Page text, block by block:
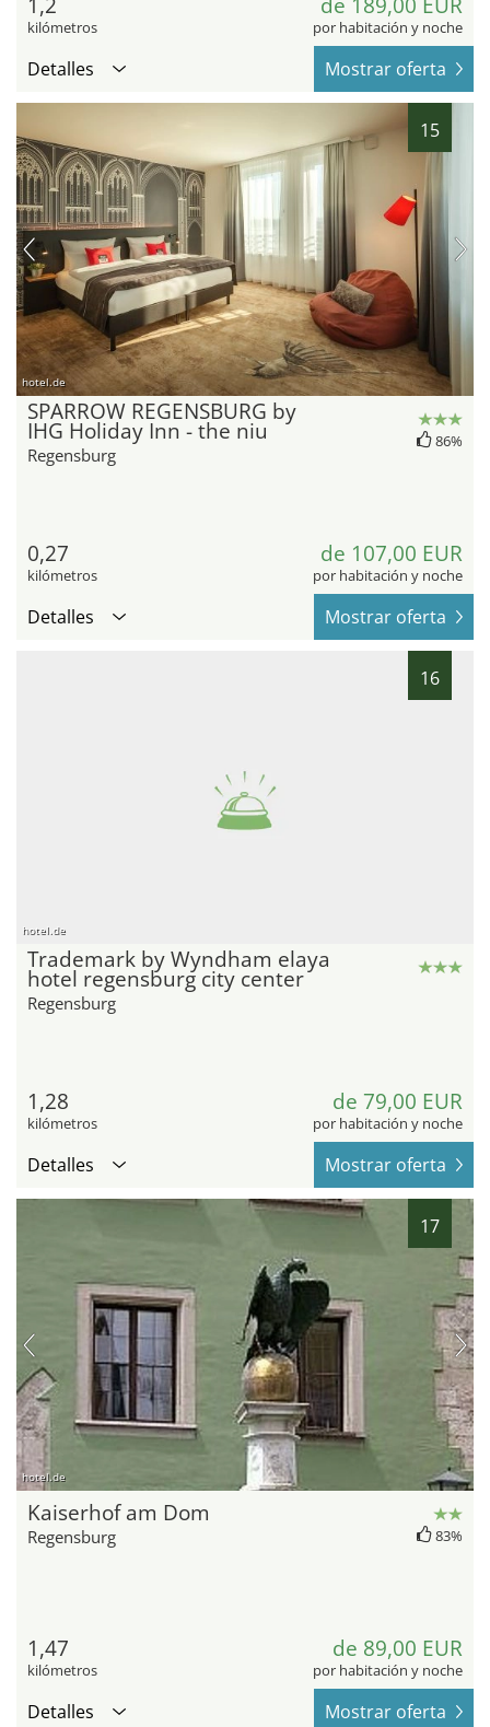
1,2
kilómetros
de 189,00 EUR
por habitación y noche
Detalles Mostrar oferta
15
hotel.de
SPARROW REGENSBURG by
IHG Holiday Inn - the niu
Regensburg
86%
0,27
kilómetros
de 107,00 EUR
por habitación y noche
Detalles Mostrar oferta
16
hotel.de
Trademark by Wyndham elaya
hotel regensburg city center
Regensburg
1,28
kilómetros
de 79,00 EUR
por habitación y noche
Detalles Mostrar oferta
17
hotel.de
Kaiserhof am Dom
Regensburg 83%
1,47
kilómetros
de 89,00 EUR
por habitación y noche
Detalles Mostrar oferta